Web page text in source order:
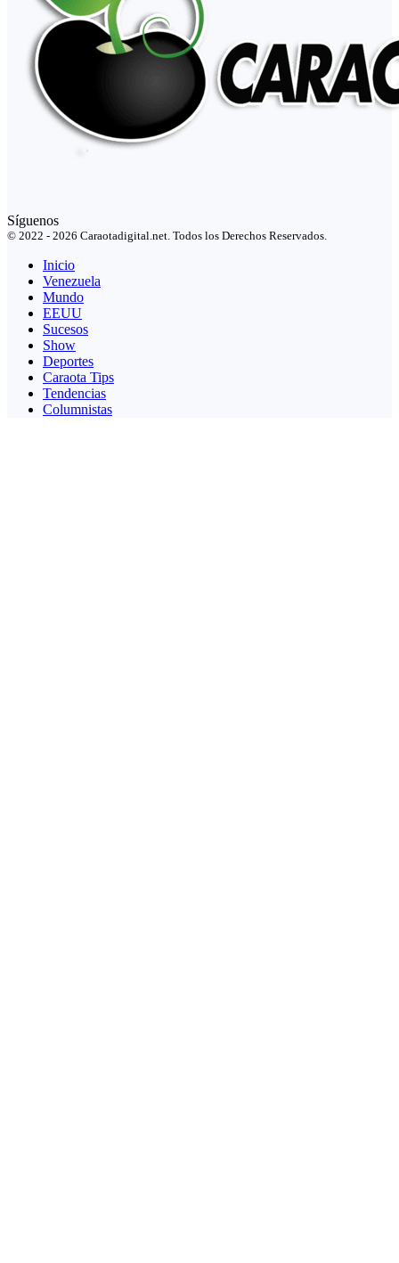
Síguenos
© 2022 - 2026 Caraotadigital.net. Todos los Derechos Reservados.
Inicio
Venezuela
Mundo
EEUU
Sucesos
Show
Deportes
Caraota Tips
Tendencias
Columnistas